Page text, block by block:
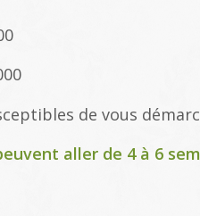
de vous
aller de 4 à 6